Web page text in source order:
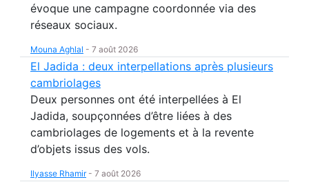
évoque une campagne coordonnée via des
réseaux sociaux.
Mouna Aghlal - 7 août 2026
El Jadida : deux interpellations après plusieurs
cambriolages
Deux personnes ont été interpellées à El
Jadida, soupçonnées d’être liées à des
cambriolages de logements et à la revente
d’objets issus des vols.
Ilyasse Rhamir- 7 août 2026